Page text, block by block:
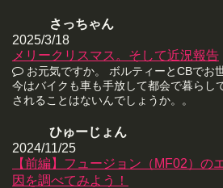
さっちゃん
2025/3/18
メリークリスマス。そして近況報告
お元気ですか。 ボルティーとCBでお
今はバイクも車も手放して都会で暮らし
されることはないんでしょうか。。
ひゅーじょん
2024/11/25
【前編】フュージョン（MF02）の
因を調べてみよう！